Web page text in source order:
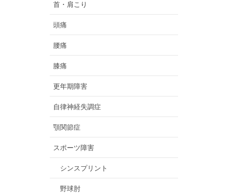
首・肩こり
頭痛
腰痛
膝痛
更年期障害
自律神経失調症
顎関節症
スポーツ障害
シンスプリント
野球肘